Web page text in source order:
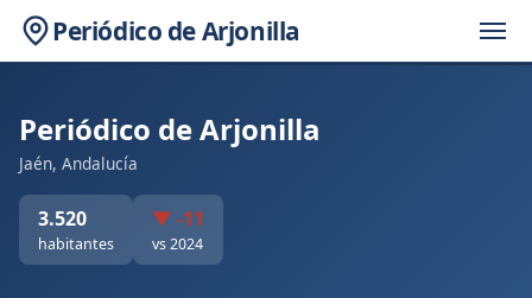
Periódico de Arjonilla
Periódico de Arjonilla
Jaén, Andalucía
3.520
habitantes
▼ -11
vs 2024